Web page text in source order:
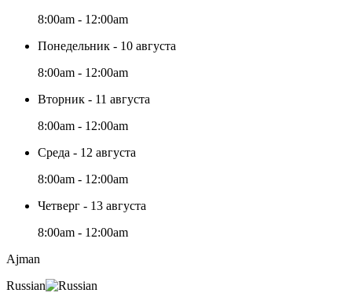
8:00am - 12:00am
Понедельник - 10 августа
8:00am - 12:00am
Вторник - 11 августа
8:00am - 12:00am
Среда - 12 августа
8:00am - 12:00am
Четверг - 13 августа
8:00am - 12:00am
Ajman
Russian